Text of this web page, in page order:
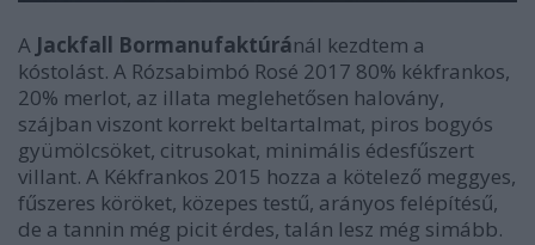
A Jackfall Bormanufaktúránál kezdtem a
kóstolást. A Rózsabimbó Rosé 2017 80% kékfrankos,
20% merlot, az illata meglehetősen halovány,
szájban viszont korrekt beltartalmat, piros bogyós
gyümölcsöket, citrusokat, minimális édesfűszert
villant. A Kékfrankos 2015 hozza a kötelező meggyes,
fűszeres köröket, közepes testű, arányos felépítésű,
de a tannin még picit érdes, talán lesz még simább.